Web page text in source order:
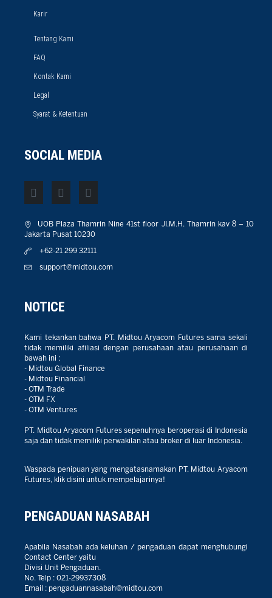
Karir
Tentang Kami
FAQ
Kontak Kami
Legal
Syarat & Ketentuan
SOCIAL MEDIA
UOB Plaza Thamrin Nine 41st floor JI.M.H. Thamrin kav 8 – 10
Jakarta Pusat 10230
+62-21 299 32111
support@midtou.com
NOTICE
Kami tekankan bahwa PT. Midtou Aryacom Futures sama sekali
tidak memiliki afiliasi dengan perusahaan atau perusahaan di
bawah ini :
- Midtou Global Finance
- Midtou Financial
- OTM Trade
- OTM FX
- OTM Ventures
PT. Midtou Aryacom Futures sepenuhnya beroperasi di Indonesia
saja dan tidak memiliki perwakilan atau broker di luar Indonesia.
Waspada penipuan yang mengatasnamakan PT. Midtou Aryacom
Futures, klik disini untuk mempelajarinya!
PENGADUAN NASABAH
Apabila Nasabah ada keluhan / pengaduan dapat menghubungi
Contact Center yaitu
Divisi Unit Pengaduan.
No. Telp : 021-29937308
Email : pengaduannasabah@midtou.com